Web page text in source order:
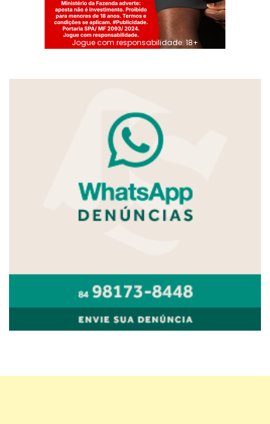
Jogue com responsabilidade. 18+